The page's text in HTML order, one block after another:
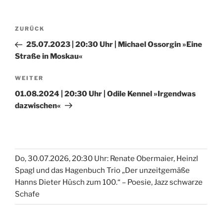
Beitragsnavigation
Vorheriger
Beitrag
ZURÜCK
25.07.2023 | 20:30 Uhr | Michael Ossorgin »Eine
Straße in Moskau«
Nächster
Beitrag
WEITER
01.08.2024 | 20:30 Uhr | Odile Kennel »Irgendwas
dazwischen«
Do, 30.07.2026, 20:30 Uhr: Renate Obermaier, Heinzl
Spagl und das Hagenbuch Trio „Der unzeitgemäße
Hanns Dieter Hüsch zum 100.“ – Poesie, Jazz schwarze
Schafe